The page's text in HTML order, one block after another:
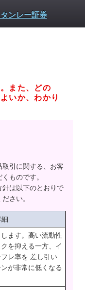
また、どの
いか、わかり
引に関する、お客
ものです。
は以下のとおりで
さい。
ます。高い流動性
を抑える一方、イ
レ率を 差し引い
が非常に低くなる